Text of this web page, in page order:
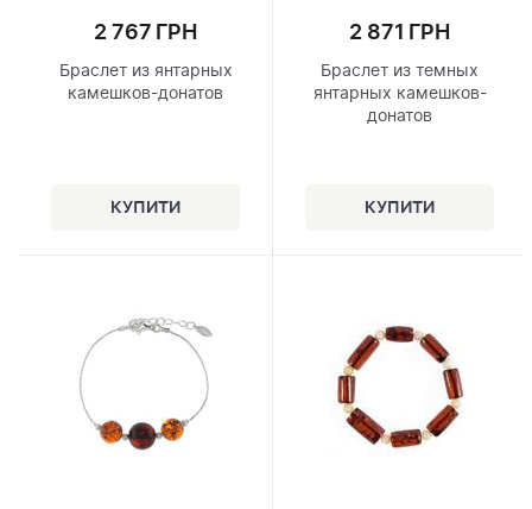
2 767 ГРН
Браслет из янтарных
камешков-донатов
2 871 ГРН
Браслет из темных
янтарных камешков-
донатов